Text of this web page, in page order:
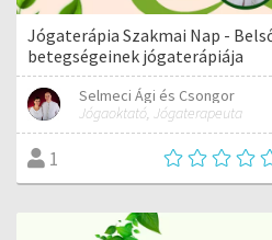
Jógaterápia Szakmai Nap -
betegségeinek jógaterápiája
Selmeci Ági és Csongor
Jógaoktató, Jógaterapeuta
1